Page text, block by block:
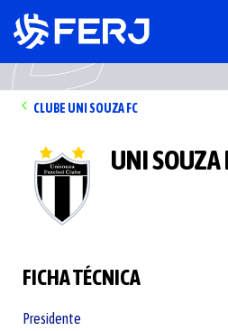
CLUBE UNI SOUZA FC
UNI SOUZA
FICHA TÉCNICA
Presidente